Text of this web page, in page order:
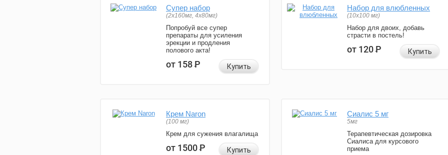
Супер набор
(2х160мг, 4х80мг)
Попробуй все супер
препараты для усиления
эрекции и продления
полового акта!
от 158Р Купить
Набор для влюбленных
(10х100 мг)
Набор для двоих, добавь
страсти в постель!
от 120Р Купить
Крем Naron
(100 мг)
Крем для сужения влагалища
от 1500Р Купить
Сиалис 5 мг
5мг
Терапевтическая дозировка
Сиалиса для курсового
приема